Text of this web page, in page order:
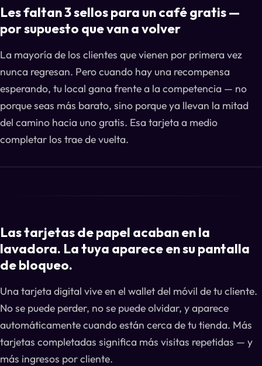
Les faltan 3 sellos para un café gratis —
por supuesto que van a volver
La mayoría de los clientes que vienen por primera vez
nunca regresan. Pero cuando hay una recompensa
esperando, tu local gana frente a la competencia — no
porque seas más barato, sino porque ya llevan la mitad
del camino hacia uno gratis. Esa tarjeta a medio
completar los trae de vuelta.
Las tarjetas de papel acaban en la
lavadora. La tuya aparece en su pantalla
de bloqueo.
Una tarjeta digital vive en el wallet del móvil de tu cliente.
No se puede perder, no se puede olvidar, y aparece
automáticamente cuando están cerca de tu tienda. Más
tarjetas completadas significa más visitas repetidas — y
más ingresos por cliente.